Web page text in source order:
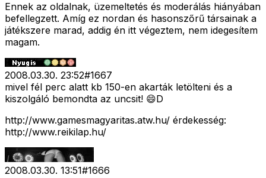
Ennek az oldalnak, üzemeltetés és moderálás hiányában
befellegzett. Amíg ez nordan és hasonszőrű társainak a
játékszere marad, addig én itt végeztem, nem idegesítem
magam.
2008.03.30. 23:52#1667
mivel fél perc alatt kb 150-en akarták letölteni és a
kiszolgáló bemondta az uncsit! 😄D
http://www.gamesmagyaritas.atw.hu/ érdekesség:
http://www.reikilap.hu/
2008.03.30. 13:51#1666